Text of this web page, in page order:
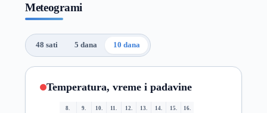
Meteogrami
48 sati 5 dana 10 dana
Temperatura, vreme i padavine
8. 9. 10. 11. 12. 13. 14. 15. 16.